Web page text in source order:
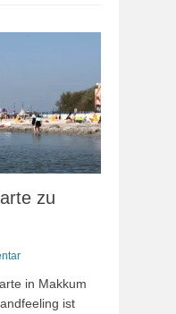
zu
in Makkum
ist